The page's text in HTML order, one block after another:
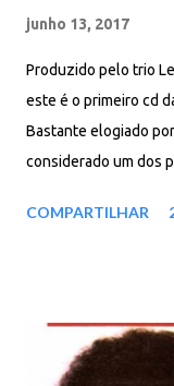
junho 13, 2017
Produzido pelo trio
este é o primeiro cd
Bastante elogiado
considerado um dos
04. Forró de primeira
moça mijou) 14.
Caruaru Baixar: 102
COMPARTILHAR